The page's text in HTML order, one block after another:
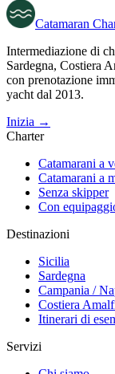
Catamaran
Intermediazione di
Sardegna, Costiera
con prenotazione
yacht dal 2013.
Inizia →
Charter
Catamarani a
Catamarani a
Senza skipper
Con
Destinazioni
Sicilia
Sardegna
Campania /
Costiera
Itinerari di
Servizi